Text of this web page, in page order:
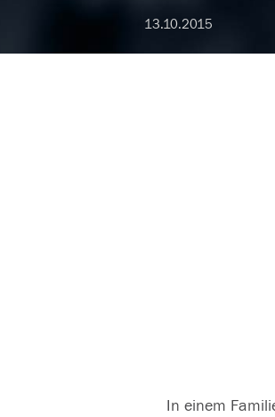
13.10.2015
In einem